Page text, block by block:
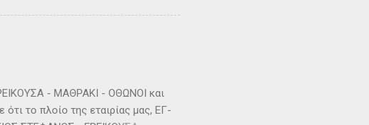
- ΜΑΘΡΑΚΙ - ΟΘΩΝΟΙ και
το πλοίο της εταιρίας μας, ΕΓ-